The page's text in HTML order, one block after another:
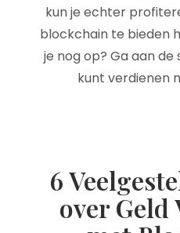
kun je echter
blockchain te bieden
je nog op? Ga aan
kunt verdienen
6
over Geld